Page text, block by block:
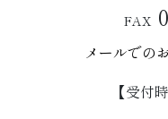
FAX
メールでの
【受付